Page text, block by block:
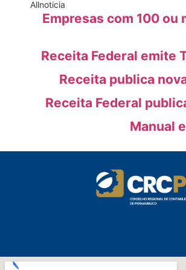
Allnoticia
Empresas com 100
Receita Federal emite
Receita publica
Receita Federal
Manual